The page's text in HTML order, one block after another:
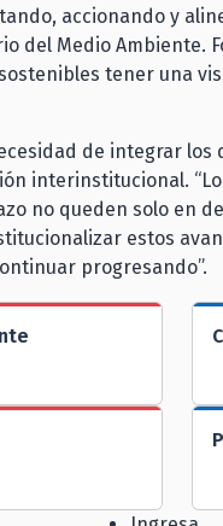
accionando y
del Medio Ambiente.
tener una
de integrar
interinstitucional.
no queden solo en
estos
progresando”.